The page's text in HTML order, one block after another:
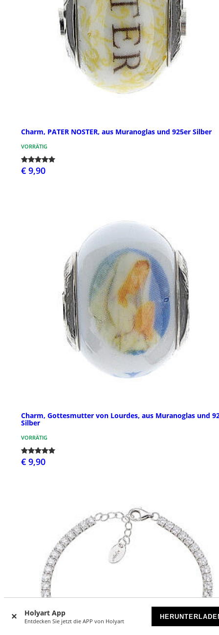
Holyart App
Entdecken Sie jetzt die APP von Holyart
Charm, PATER NOSTER, aus Muranoglas und 925er Silber
VORRÄTIG
€ 9,90
Charm, Gottesmutter von Lourdes, aus Muranoglas und
Silber
VORRÄTIG
€ 9,90